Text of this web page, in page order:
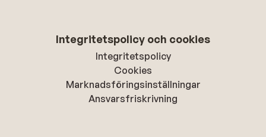
Integritetspolicy och cookies
Integritetspolicy
Cookies
Marknadsföringsinställningar
Ansvarsfriskrivning